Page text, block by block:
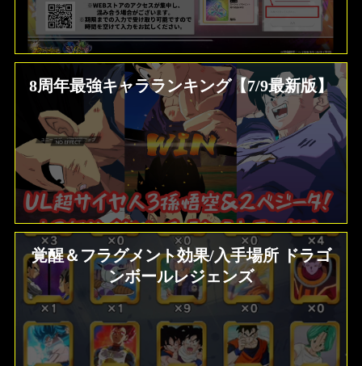
8周年最強キャラランキング【7/9最新版】
覚醒＆フラグメント効果/入手場所 ドラゴ
ンボールレジェンズ